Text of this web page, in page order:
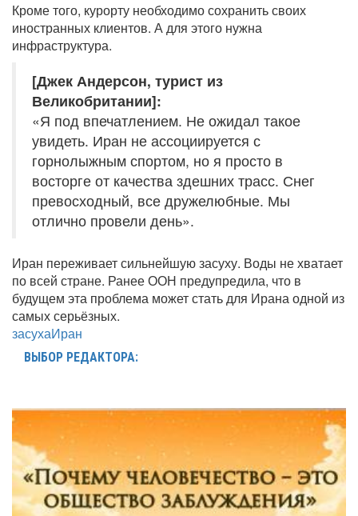
Кроме того, курорту необходимо сохранить своих
иностранных клиентов. А для этого нужна
инфраструктура.
[Джек Андерсон, турист из
Великобритании]:
«Я под впечатлением. Не ожидал такое
увидеть. Иран не ассоциируется с
горнолыжным спортом, но я просто в
восторге от качества здешних трасс. Снег
превосходный, все дружелюбные. Мы
отлично провели день».
Иран переживает сильнейшую засуху. Воды не хватает
по всей стране. Ранее ООН предупредила, что в
будущем эта проблема может стать для Ирана одной из
самых серьёзных.
засухаИран
ВЫБОР РЕДАКТОРА: